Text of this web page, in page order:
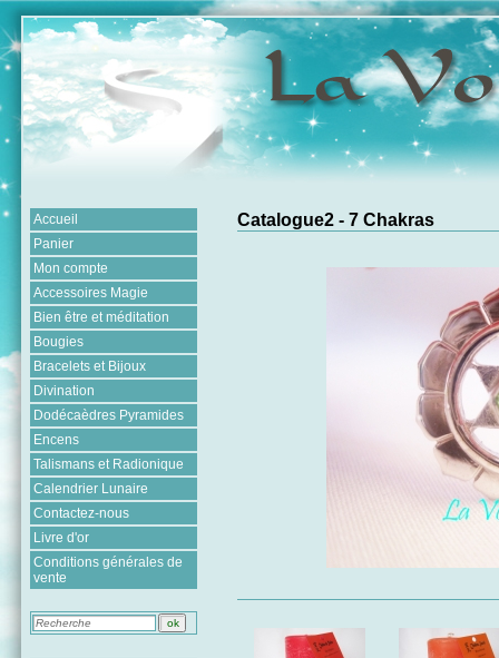
Accueil
Panier
Mon compte
Accessoires Magie
Bien être et méditation
Bougies
Bracelets et Bijoux
Divination
Dodécaèdres Pyramides
Encens
Talismans et Radionique
Calendrier Lunaire
Contactez-nous
Livre d'or
Conditions générales de
vente
Catalogue2 - 7 Chakras